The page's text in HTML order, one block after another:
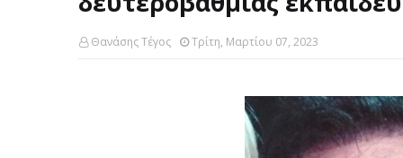
Θανάσης Τέγος Τρίτη, Μαρτίου 07, 2023